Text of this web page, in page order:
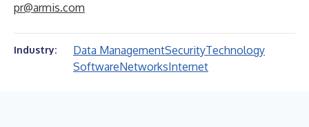
pr@armis.com
Industry: Data ManagementSecurityTechnology
SoftwareNetworksInternet